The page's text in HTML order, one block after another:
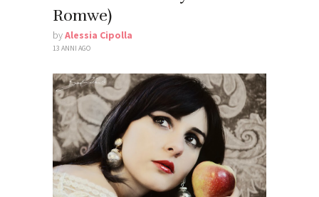
Romwe)
byAlessia Cipolla
13 ANNI AGO